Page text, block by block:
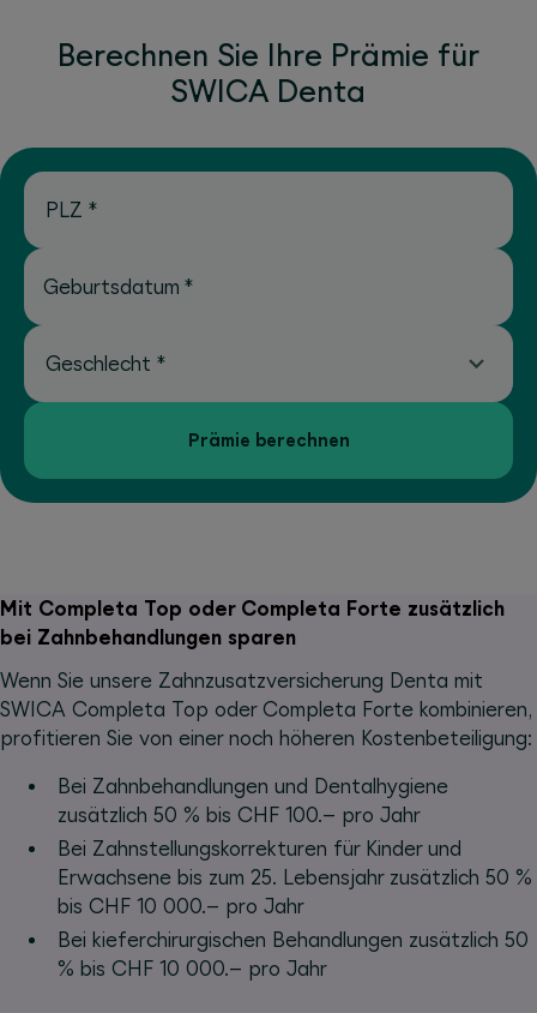
Berechnen Sie Ihre Prämie für
SWICA Denta
PLZ *
Geburtsdatum *
Geschlecht *
Prämie berechnen
Mit Completa Top oder Completa Forte zusätzlich
bei Zahnbehandlungen sparen
Wenn Sie unsere Zahnzusatzversicherung Denta mit
SWICA Completa Top oder Completa Forte kombinieren,
profitieren Sie von einer noch höheren Kostenbeteiligung:
Bei Zahnbehandlungen und Dentalhygiene
zusätzlich 50 % bis CHF 100.– pro Jahr
Bei Zahnstellungskorrekturen für Kinder und
Erwachsene bis zum 25. Lebensjahr zusätzlich 50 %
bis CHF 10 000.– pro Jahr
Bei kieferchirurgischen Behandlungen zusätzlich 50
% bis CHF 10 000.– pro Jahr